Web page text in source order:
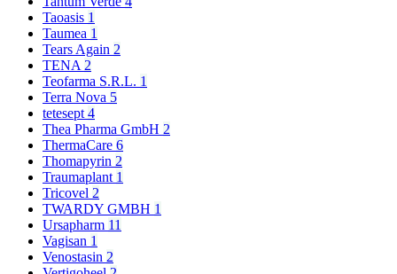
Taoasis 1
Taumea 1
Tears Again 2
TENA 2
Teofarma S.R.L. 1
Terra Nova 5
tetesept 4
Thea Pharma GmbH 2
ThermaCare 6
Thomapyrin 2
Traumaplant 1
Tricovel 2
TWARDY GMBH 1
Ursapharm 11
Vagisan 1
Venostasin 2